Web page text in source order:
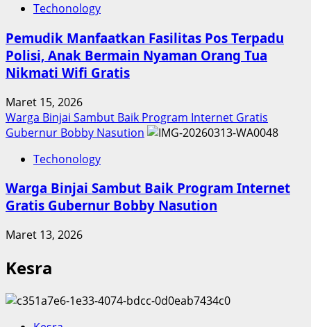
Techonology
Pemudik Manfaatkan Fasilitas Pos Terpadu
Polisi, Anak Bermain Nyaman Orang Tua
Nikmati Wifi Gratis
Maret 15, 2026
Warga Binjai Sambut Baik Program Internet Gratis
Gubernur Bobby Nasution
Techonology
Warga Binjai Sambut Baik Program Internet
Gratis Gubernur Bobby Nasution
Maret 13, 2026
Kesra